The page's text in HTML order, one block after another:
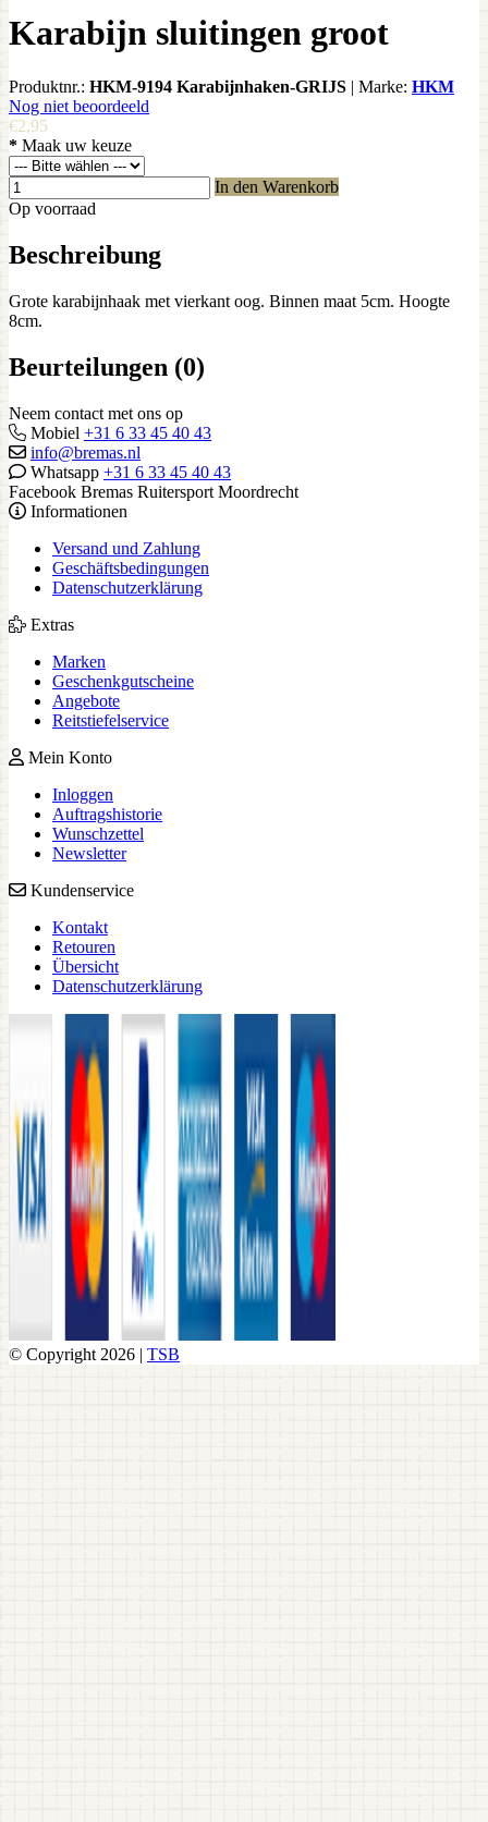
Karabijn sluitingen groot
Produktnr.: HKM-9194 Karabijnhaken-GRIJS | Marke: HKM
Nog niet beoordeeld
€2,95
* Maak uw keuze
In den Warenkorb
Op voorraad
Beschreibung
Grote karabijnhaak met vierkant oog. Binnen maat 5cm. Hoogte
8cm.
Beurteilungen (0)
Neem contact met ons op
Mobiel +31 6 33 45 40 43
info@bremas.nl
Whatsapp +31 6 33 45 40 43
Facebook Bremas Ruitersport Moordrecht
Informationen
Versand und Zahlung
Geschäftsbedingungen
Datenschutzerklärung
Extras
Marken
Geschenkgutscheine
Angebote
Reitstiefelservice
Mein Konto
Inloggen
Auftragshistorie
Wunschzettel
Newsletter
Kundenservice
Kontakt
Retouren
Übersicht
Datenschutzerklärung
© Copyright 2026 | TSB